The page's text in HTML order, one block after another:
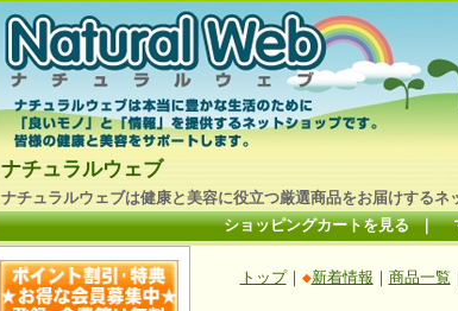
ナチュラルウェブ
ナチュラルウェブは健康と美容に役立つ厳選商品をお届けするネ
ショッピングカートを見る｜
トップ｜ ◆新着情報 ｜ 商品一覧